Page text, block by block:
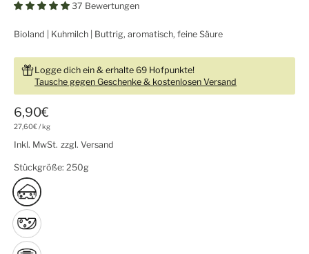
37 Bewertungen
Bioland Kuhmilch Buttrig, aromatisch, feine Säure
Logge dich ein & erhalte 69 Hofpunkte!
Tausche gegen Geschenke & kostenlosen Versand
6,90€
27,60€/kg
Inkl. MwSt. zzgl. Versand
Stückgröße: 250g